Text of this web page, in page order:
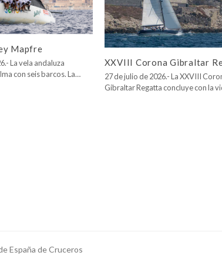
Mapfre
La vela andaluza
con seis barcos. La…
XXVIII Corona Gibraltar
27 de julio de 2026.- La XXVIII
Gibraltar Regatta concluye con la
España de Cruceros